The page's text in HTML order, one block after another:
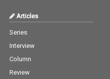
Articles
Series
Interview
Column
Review